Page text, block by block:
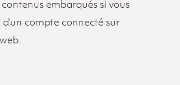
contenus embarqués si vous
d’un compte connecté sur